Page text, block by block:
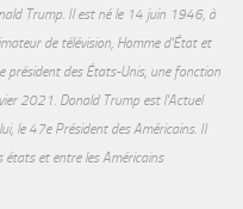
Trump. Il est né le 14 juin 1946, à
de télévision, Homme d'État et
président des États-Unis, une fonction
2021. Donald Trump est l'Actuel
le 47e Président des Américains. Il
états et entre les Américains